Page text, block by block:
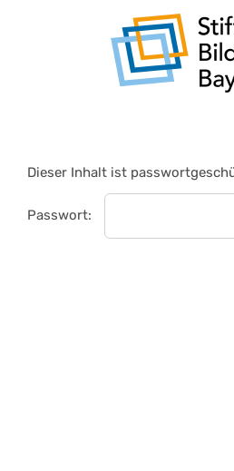
Dieser Inhalt ist
Passwort: